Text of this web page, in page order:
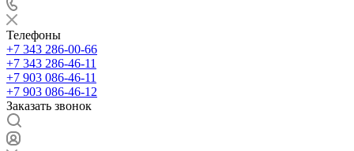
Телефоны
+7 343 286-00-66
+7 343 286-46-11
+7 903 086-46-11
+7 903 086-46-12
Заказать звонок